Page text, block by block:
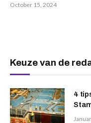
October 15, 2024
Keuze van de
4